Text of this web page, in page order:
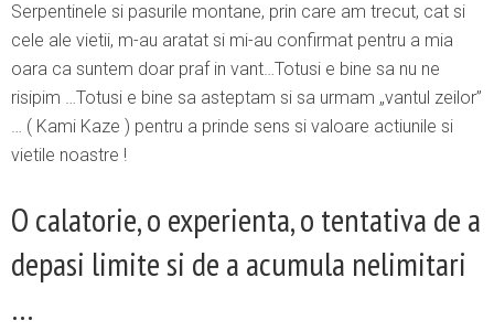
Serpentinele si pasurile montane, prin care am trecut, cat si
cele ale vietii, m-au aratat si mi-au confirmat pentru a mia
oara ca suntem doar praf in vant…Totusi e bine sa nu ne
risipim …Totusi e bine sa asteptam si sa urmam „vantul zeilor”
… ( Kami Kaze ) pentru a prinde sens si valoare actiunile si
vietile noastre !
O calatorie, o experienta, o tentativa de a
depasi limite si de a acumula nelimitari
…